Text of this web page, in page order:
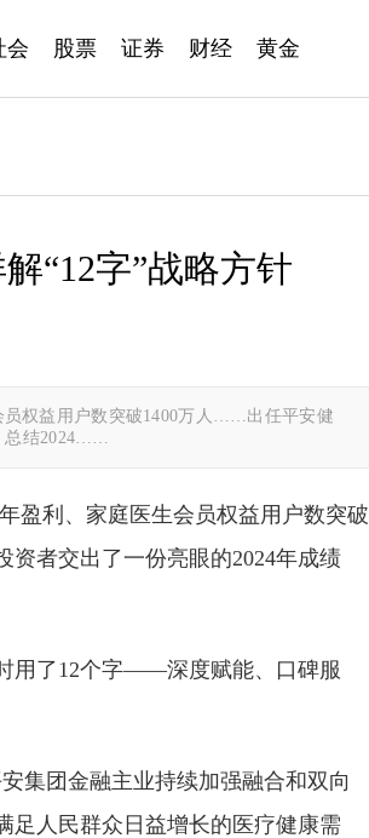
会 股票 证券 财经 黄金
“12字”战略方针
员权益用户数突破1400万人……出任平安健
总结2024……
盈利、家庭医生会员权益用户数突破
者交出了一份亮眼的2024年成绩
用了12个字——深度赋能、口碑服
集团金融主业持续加强融合和双向
足人民群众日益增长的医疗健康需